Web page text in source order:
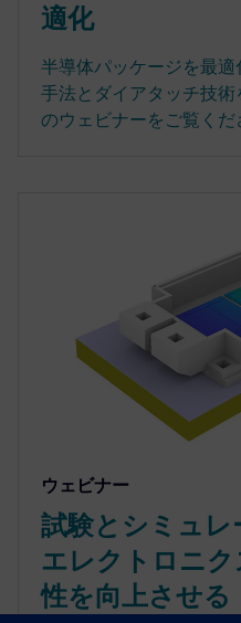
適化
半導体パッケージを最
手法とダイアタッチ技
のウェビナーをご覧くだ
ウェビナー
試験とシミュ
エレクトロニ
性を向上させる